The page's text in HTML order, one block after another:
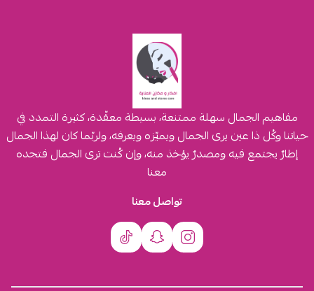
مفاهيم الجمال سهلة ممتنعة، بسيطة معقّدة، كثيرة التمدد في
حياتنا وكُل ذا عين يرى الجمال ويميّزه ويعرفه، ولربّما كان لهذا الجمال
إطارٌ يجتمع فيه ومصدرٌ يؤخذ منه، وإن كُنت ترى الجمال فتجده
معنا
تواصل معنا